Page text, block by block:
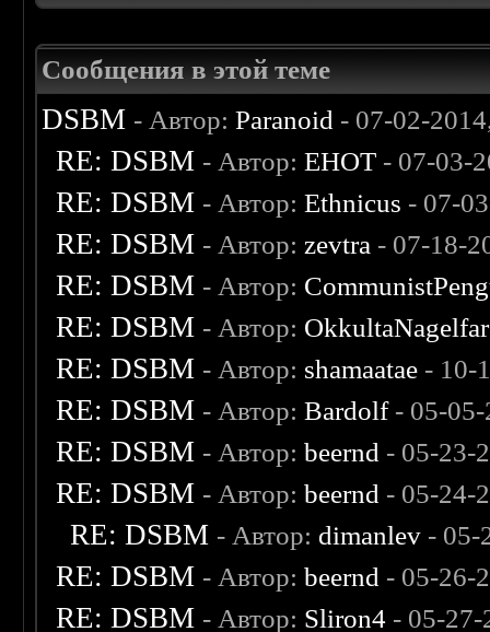
Сообщения в этой теме
DSBM - Автор:Paranoid - 07-02-
RE: DSBM - Автор:EHOT - 07-03-
RE: DSBM - Автор:Ethnicus - 07-
RE: DSBM - Автор: zevtra - 07-18-
RE: DSBM - Автор:
RE: DSBM - Автор: OkkultaNagelfar
RE: DSBM - Автор: shamaatae - 10-
RE: DSBM - Автор:Bardolf- 05-05-
RE: DSBM - Автор:beernd - 05-23-
RE: DSBM - Автор:beernd - 05-24-
RE: DSBM - Автор: dimanlev - 05-
RE: DSBM - Автор:beernd - 05-26-
RE: DSBM - Автор: Sliron4 - 05-